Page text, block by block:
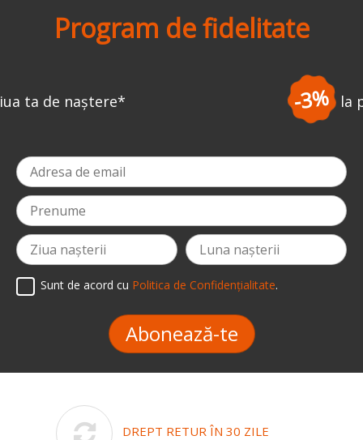
Program de fidelitate
-3%
Sunt de acord cu Politica de Confidențialitate.
Abonează-te
DREPT RETUR ÎN 30 ZILE